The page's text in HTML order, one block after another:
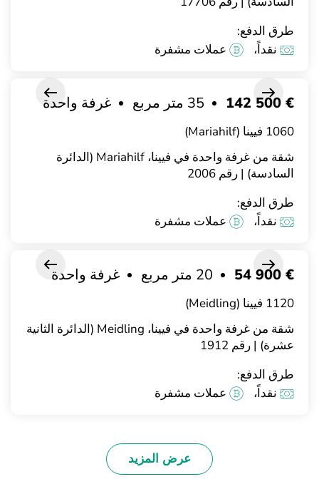
طرق الدفع:
نقداً،
عملات مشفرة
شقة من غرفة واحدة في فيينا، Mariahilf (الدائرة
السادسة) | رقم 2006
€ 142 500 35 متر مربع غرفة واحدة
1060 فيينا (Mariahilf)
طرق الدفع:
نقداً،
عملات مشفرة
شقة من غرفة واحدة في فيينا، Meidling (الدائرة الثانية
عشرة) | رقم 1912
€ 54 900 20 متر مربع غرفة واحدة
1120 فيينا (Meidling)
طرق الدفع:
نقداً،
عملات مشفرة
عرض المزيد